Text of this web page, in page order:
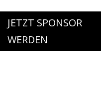
JETZT SPONSOR
WERDEN